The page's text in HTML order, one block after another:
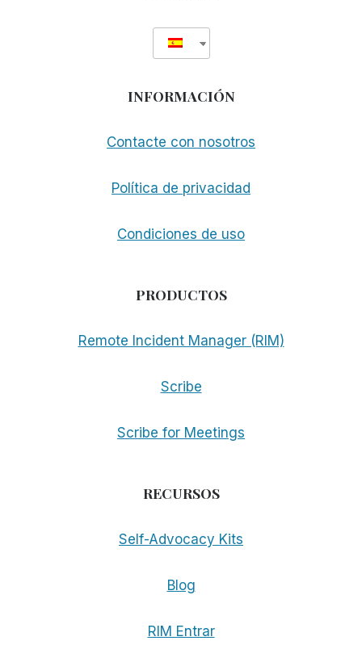
INFORMACIÓN
Contacte con nosotros
Política de privacidad
Condiciones de uso
PRODUCTOS
Remote Incident Manager (RIM)
Scribe
Scribe for Meetings
RECURSOS
Self-Advocacy Kits
Blog
RIM Entrar